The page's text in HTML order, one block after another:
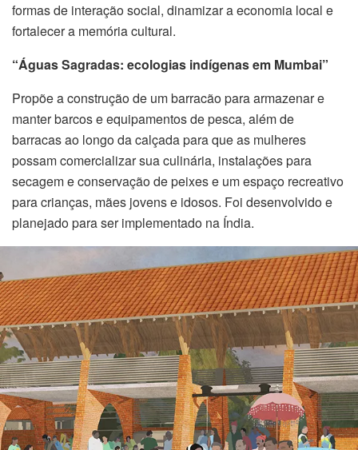
eve nakliyat
açma
formas de interação social, dinamizar a economia local e
fortalecer a memória cultural.
“Águas Sagradas: ecologias indígenas em Mumbai”
Propõe a construção de um barracão para armazenar e
manter barcos e equipamentos de pesca, além de
barracas ao longo da calçada para que as mulheres
possam comercializar sua culinária, instalações para
secagem e conservação de peixes e um espaço recreativo
para crianças, mães jovens e idosos. Foi desenvolvido e
planejado para ser implementado na Índia.